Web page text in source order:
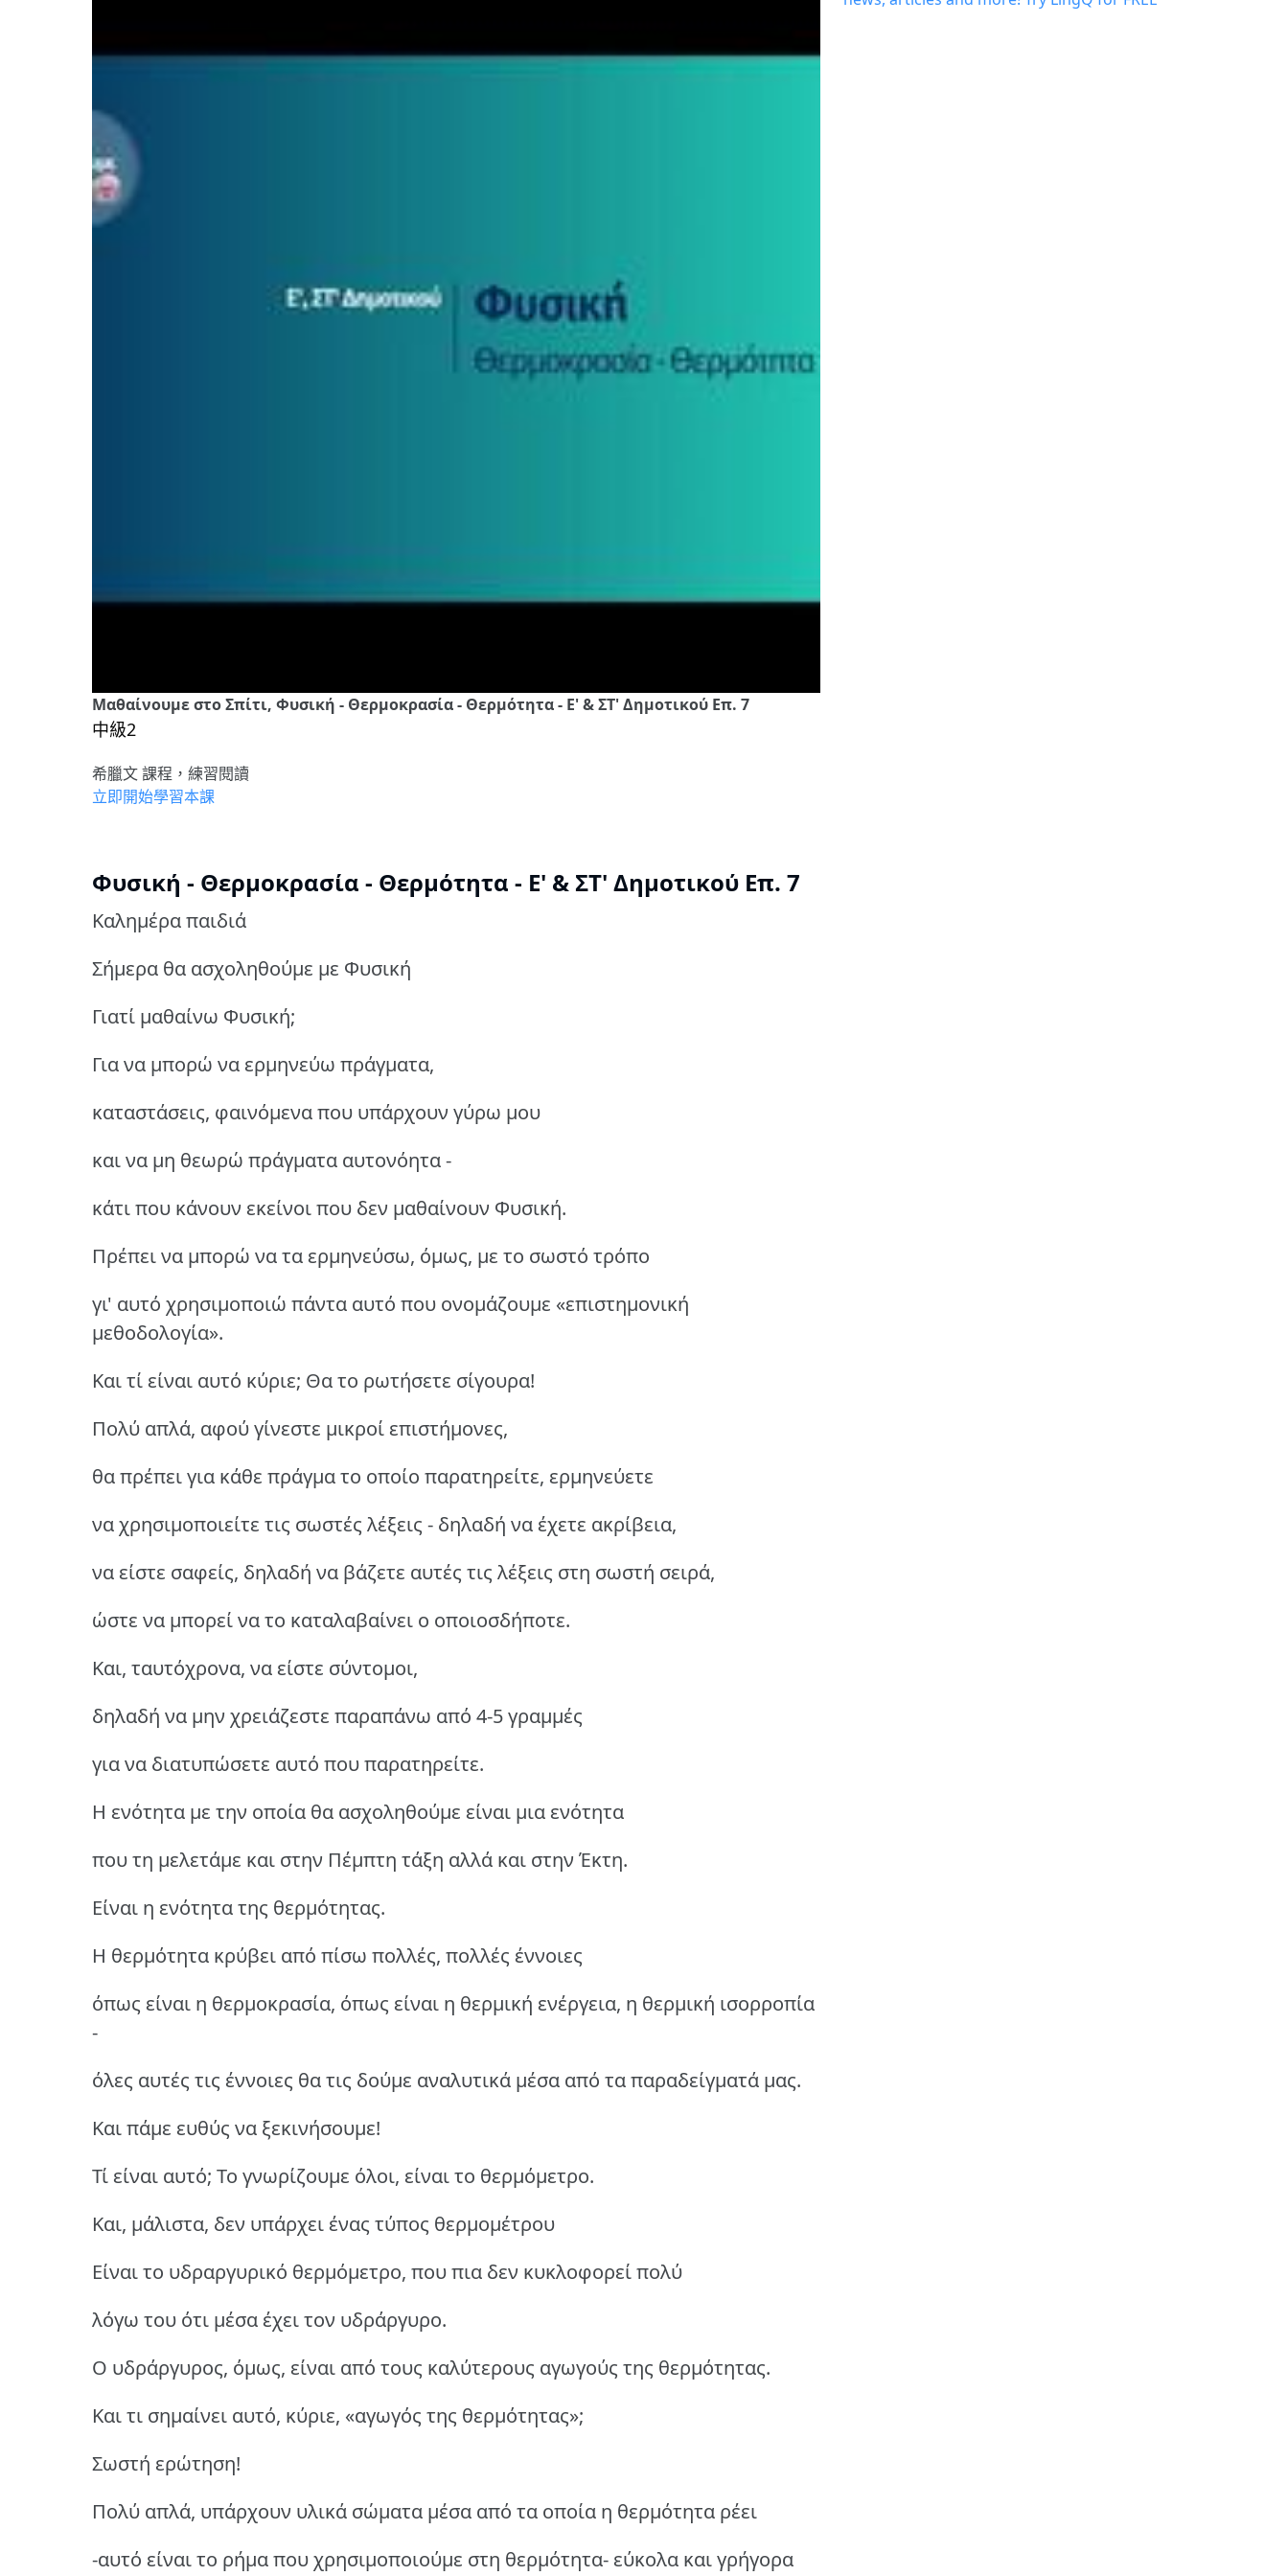
Μαθαίνουμε στο Σπίτι, Φυσική - Θερμοκρασία - Θερμότητα - Ε' & ΣΤ' Δημοτικού Επ. 7
中級2
希臘文 課程，練習閱讀
立即開始學習本課
Φυσική - Θερμοκρασία - Θερμότητα - Ε' & ΣΤ' Δημοτικού Επ. 7
Καλημέρα παιδιά
Σήμερα θα ασχοληθούμε με Φυσική
Γιατί μαθαίνω Φυσική;
Για να μπορώ να ερμηνεύω πράγματα,
καταστάσεις, φαινόμενα που υπάρχουν γύρω μου
και να μη θεωρώ πράγματα αυτονόητα -
κάτι που κάνουν εκείνοι που δεν μαθαίνουν Φυσική.
Πρέπει να μπορώ να τα ερμηνεύσω, όμως, με το σωστό τρόπο
γι' αυτό χρησιμοποιώ πάντα αυτό που ονομάζουμε «επιστημονική
μεθοδολογία».
Και τί είναι αυτό κύριε; Θα το ρωτήσετε σίγουρα!
Πολύ απλά, αφού γίνεστε μικροί επιστήμονες,
θα πρέπει για κάθε πράγμα το οποίο παρατηρείτε, ερμηνεύετε
να χρησιμοποιείτε τις σωστές λέξεις - δηλαδή να έχετε ακρίβεια,
να είστε σαφείς, δηλαδή να βάζετε αυτές τις λέξεις στη σωστή σειρά,
ώστε να μπορεί να το καταλαβαίνει ο οποιοσδήποτε.
Και, ταυτόχρονα, να είστε σύντομοι,
δηλαδή να μην χρειάζεστε παραπάνω από 4-5 γραμμές
για να διατυπώσετε αυτό που παρατηρείτε.
Η ενότητα με την οποία θα ασχοληθούμε είναι μια ενότητα
που τη μελετάμε και στην Πέμπτη τάξη αλλά και στην Έκτη.
Είναι η ενότητα της θερμότητας.
Η θερμότητα κρύβει από πίσω πολλές, πολλές έννοιες
όπως είναι η θερμοκρασία, όπως είναι η θερμική ενέργεια, η θερμική ισορροπία
-
όλες αυτές τις έννοιες θα τις δούμε αναλυτικά μέσα από τα παραδείγματά μας.
Και πάμε ευθύς να ξεκινήσουμε!
Τί είναι αυτό; Το γνωρίζουμε όλοι, είναι το θερμόμετρο.
Και, μάλιστα, δεν υπάρχει ένας τύπος θερμομέτρου
Είναι το υδραργυρικό θερμόμετρο, που πια δεν κυκλοφορεί πολύ
λόγω του ότι μέσα έχει τον υδράργυρο.
Ο υδράργυρος, όμως, είναι από τους καλύτερους αγωγούς της θερμότητας.
Και τι σημαίνει αυτό, κύριε, «αγωγός της θερμότητας»;
Σωστή ερώτηση!
Πολύ απλά, υπάρχουν υλικά σώματα μέσα από τα οποία η θερμότητα ρέει
-αυτό είναι το ρήμα που χρησιμοποιούμε στη θερμότητα- εύκολα και γρήγορα